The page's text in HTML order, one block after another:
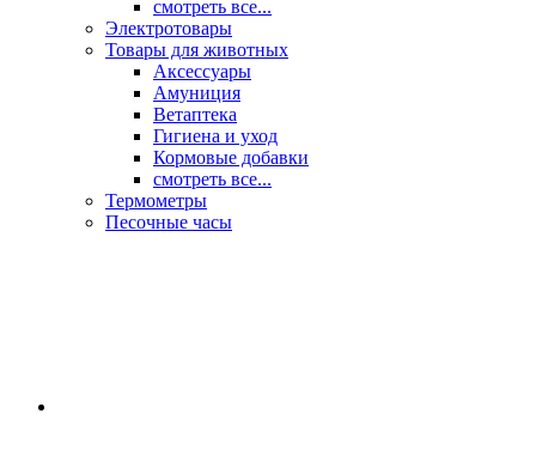
смотреть все...
Электротовары
Товары для животных
Аксессуары
Амуниция
Ветаптека
Гигиена и уход
Кормовые добавки
смотреть все...
Термометры
Песочные часы